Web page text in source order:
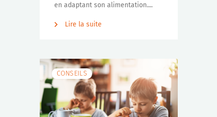
en adaptant son alimentation....
Lire la suite
CONSEILS